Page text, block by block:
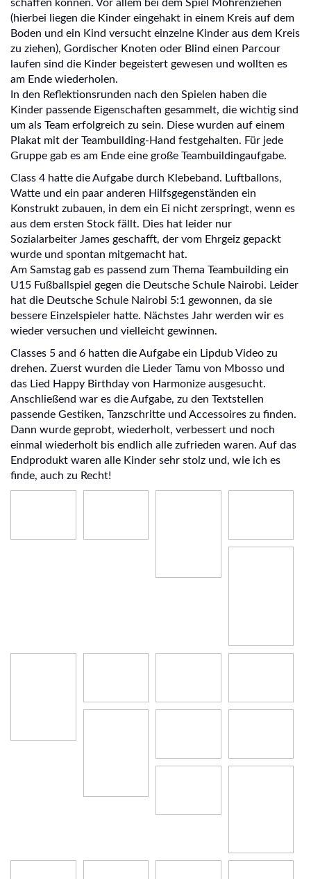
schaffen können. Vor allem bei dem Spiel Möhrenziehen
(hierbei liegen die Kinder eingehakt in einem Kreis auf dem
Boden und ein Kind versucht einzelne Kinder aus dem Kreis
zu ziehen), Gordischer Knoten oder Blind einen Parcour
laufen sind die Kinder begeistert gewesen und wollten es
am Ende wiederholen.
In den Reflektionsrunden nach den Spielen haben die
Kinder passende Eigenschaften gesammelt, die wichtig sind
um als Team erfolgreich zu sein. Diese wurden auf einem
Plakat mit der Teambuilding-Hand festgehalten. Für jede
Gruppe gab es am Ende eine große Teambuildingaufgabe.
Class 4 hatte die Aufgabe durch Klebeband. Luftballons,
Watte und ein paar anderen Hilfsgegenständen ein
Konstrukt zubauen, in dem ein Ei nicht zerspringt, wenn es
aus dem ersten Stock fällt. Dies hat leider nur
Sozialarbeiter James geschafft, der vom Ehrgeiz gepackt
wurde und spontan mitgemacht hat.
Am Samstag gab es passend zum Thema Teambuilding ein
U15 Fußballspiel gegen die Deutsche Schule Nairobi. Leider
hat die Deutsche Schule Nairobi 5:1 gewonnen, da sie
bessere Einzelspieler hatte. Nächstes Jahr werden wir es
wieder versuchen und vielleicht gewinnen.
Classes 5 and 6 hatten die Aufgabe ein Lipdub Video zu
drehen. Zuerst wurden die Lieder Tamu von Mbosso und
das Lied Happy Birthday von Harmonize ausgesucht.
Anschließend war es die Aufgabe, zu den Textstellen
passende Gestiken, Tanzschritte und Accessoires zu finden.
Dann wurde geprobt, wiederholt, verbessert und noch
einmal wiederholt bis endlich alle zufrieden waren. Auf das
Endprodukt waren alle Kinder sehr stolz und, wie ich es
finde, auch zu Recht!